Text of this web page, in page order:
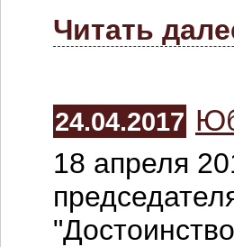
Читать
24.04.2017
18 апреля